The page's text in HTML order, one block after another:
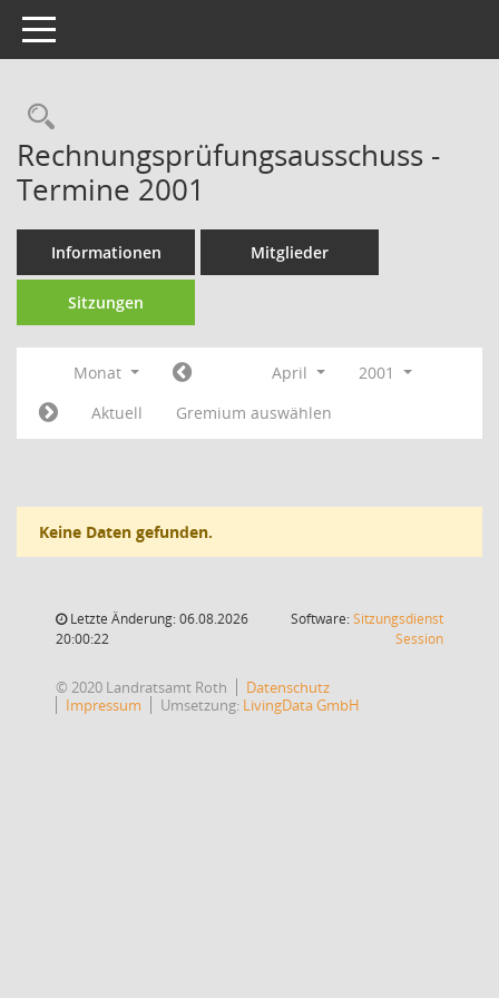
Toggle navigation
Rechercheauswahl
Rechnungsprüfungsausschuss -
Termine 2001
Informationen Mitglieder
Sitzungen
Monat April
2001
Aktuell
Gremium auswählen
Keine Daten gefunden.
Letzte Änderung: 06.08.2026
20:00:22
Software:Sitzungsdienst
Session(Wird in
© 2020 Landratsamt Roth
Datenschutz
Impressum
Umsetzung: LivingData GmbH